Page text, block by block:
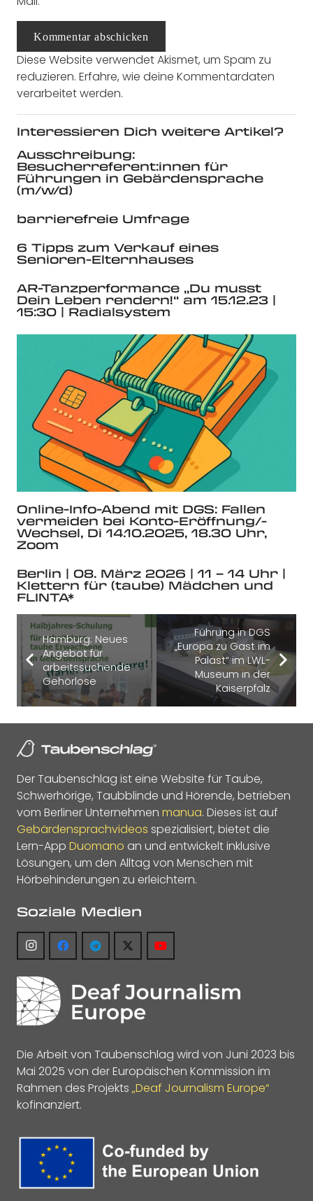
Kommentar abschicken
Diese Website verwendet Akismet, um Spam zu
reduzieren. Erfahre, wie deine Kommentardaten
verarbeitet werden.
Interessieren Dich weitere Artikel?
Ausschreibung:
Besucherreferent:innen für
Führungen in Gebärdensprache
(m/w/d)
barrierefreie Umfrage
6 Tipps zum Verkauf eines
Senioren-Elternhauses
AR-Tanzperformance „Du musst
Dein Leben rendern!“ am 15.12.23 |
15:30 | Radialsystem
Online-Info-Abend mit DGS: Fallen
vermeiden bei Konto-Eröffnung/-
Wechsel, Di 14.10.2025, 18.30 Uhr,
Zoom
Berlin | 08. März 2026 | 11 – 14 Uhr |
Klettern für (taube) Mädchen und
FLINTA*
Hamburg: Neues
Angebot für
arbeitssuchende
Gehörlose
Führung in DGS
„Europa zu Gast im
Palast“ im LWL-
Museum in der
Kaiserpfalz
Der Taubenschlag ist eine Website für Taube,
Schwerhörige, Taubblinde und Hörende, betrieben
vom Berliner Unternehmen manua. Dieses ist auf
Gebärdensprachvideos spezialisiert, bietet die
Lern-App Duomano an und entwickelt inklusive
Lösungen, um den Alltag von Menschen mit
Hörbehinderungen zu erleichtern.
Soziale Medien
Die Arbeit von Taubenschlag wird von Juni 2023 bis
Mai 2025 von der Europäischen Kommission im
Rahmen des Projekts „Deaf Journalism Europe“
kofinanziert.